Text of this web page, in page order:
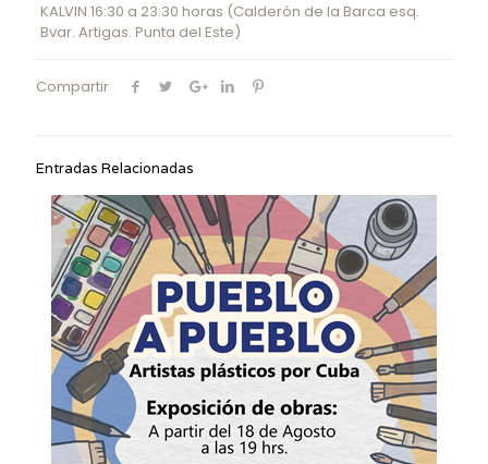
KALVIN 16:30 a 23:30 horas (Calderón de la Barca esq.
Bvar. Artigas. Punta del Este)
Compartir
Entradas Relacionadas